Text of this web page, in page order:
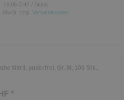
| 0.06 CHF / Stück
MwSt. zzgl. Versandkosten
Nitril, puderfrei, Gr. M, 100 Stk.,
*